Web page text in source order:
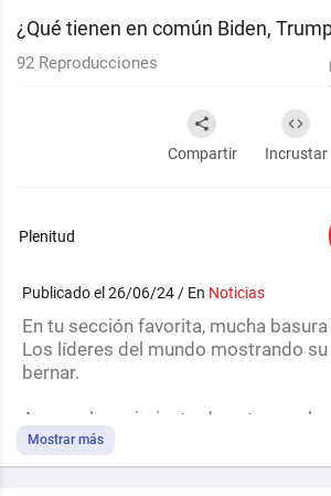
¿Qué tienen en común Biden,
92 Reproducciones
Compartir Incrustar
Plenitud
Publicado el 26/06/24 / En Noticias
En tu sección favorita, mucha
Los líderes del mundo mostrando
bernar.
Apoya el crecimiento de este canal y
speciales:
https://www.youtube.com/
Mostrar más